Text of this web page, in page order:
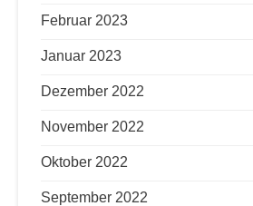
Februar 2023
Januar 2023
Dezember 2022
November 2022
Oktober 2022
September 2022